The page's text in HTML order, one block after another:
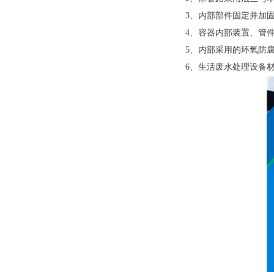
3、内部部件固定并加
4、容器内部装置、管
5、内部采用的环氧防
6、生活废水处理设备